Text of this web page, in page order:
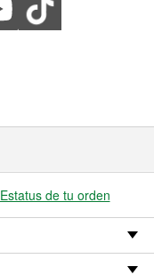
Estatus de tu orden